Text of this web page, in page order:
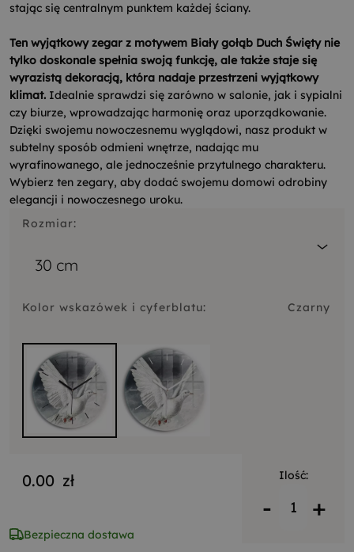
stając się centralnym punktem każdej ściany.
Ten wyjątkowy zegar z motywem Biały gołąb Duch Święty nie
tylko doskonale spełnia swoją funkcję, ale także staje się
wyrazistą dekoracją, która nadaje przestrzeni wyjątkowy
klimat. Idealnie sprawdzi się zarówno w salonie, jak i sypialni
czy biurze, wprowadzając harmonię oraz uporządkowanie.
Dzięki swojemu nowoczesnemu wyglądowi, nasz produkt w
subtelny sposób odmieni wnętrze, nadając mu
wyrafinowanego, ale jednocześnie przytulnego charakteru.
Wybierz ten zegary, aby dodać swojemu domowi odrobiny
elegancji i nowoczesnego uroku.
Rozmiar:
30 cm
Kolor wskazówek i cyferblatu: Czarny
0.00 zł
Bezpieczna dostawa
Ilość:
- +